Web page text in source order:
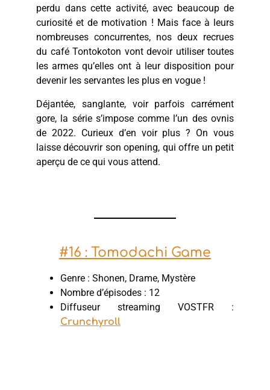
perdu dans cette activité, avec beaucoup de
curiosité et de motivation ! Mais face à leurs
nombreuses concurrentes, nos deux recrues
du café Tontokoton vont devoir utiliser toutes
les armes qu’elles ont à leur disposition pour
devenir les servantes les plus en vogue !
Déjantée, sanglante, voir parfois carrément
gore, la série s’impose comme l’un des ovnis
de 2022. Curieux d’en voir plus ? On vous
laisse découvrir son opening, qui offre un petit
aperçu de ce qui vous attend.
#16 : Tomodachi Game
Genre : Shonen, Drame, Mystère
Nombre d’épisodes : 12
Diffuseur streaming VOSTFR :
Crunchyroll